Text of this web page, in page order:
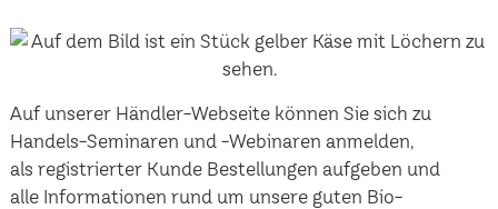
Auf unserer Händler-Webseite können Sie sich zu
Handels-Seminaren und -Webinaren anmelden,
als registrierter Kunde Bestellungen aufgeben und
alle Informationen rund um unsere guten Bio-